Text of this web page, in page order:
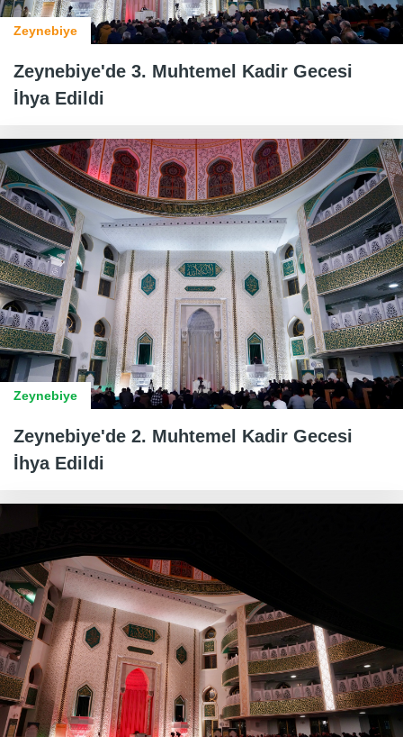
Zeynebiye
Zeynebiye'de 3. Muhtemel Kadir Gecesi
İhya Edildi
Zeynebiye
Zeynebiye'de 2. Muhtemel Kadir Gecesi
İhya Edildi